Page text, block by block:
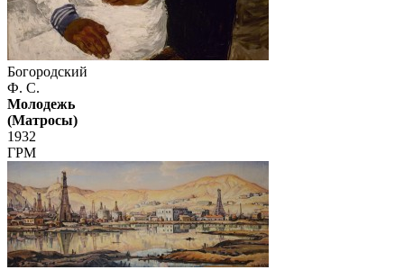
Богородский
Ф. С.
Молодежь
(Матросы)
1932
ГРМ